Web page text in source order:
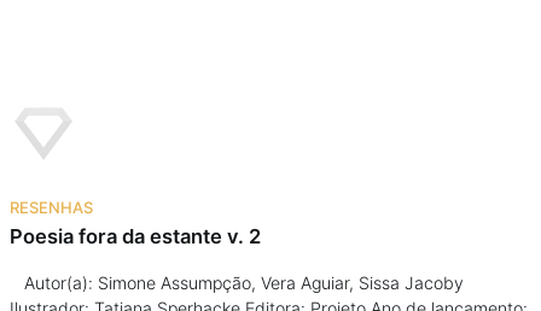
RESENHAS
Poesia fora da estante v. 2
Autor(a): Simone Assumpção, Vera Aguiar, Sissa Jacoby